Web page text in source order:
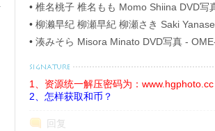
ベル Part4
• 椎名桃子 椎名もも Momo Shiina DVD
ベル Part8
• 柳濑早纪 柳瀬早紀 柳瀬さき Saki
40746 僕の女神さま Blu-ray
• 湊みそら Misora Minato DVD写真 -
1、资源统一解压密码为：www.hgphoto.cc
2、怎样获取和币？
回复